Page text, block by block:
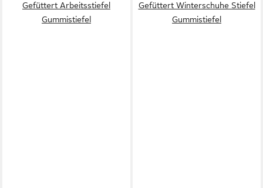
Gefüttert Arbeitsstiefel
Gummistiefel
Gefüttert Winterschuhe Stiefel
Gummistiefel